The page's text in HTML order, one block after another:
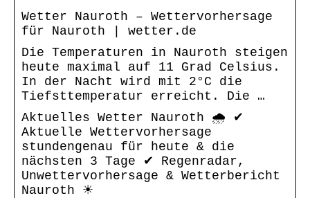
Wetter Nauroth – Wettervorhersage
für Nauroth | wetter.de
Die Temperaturen in Nauroth steigen
heute maximal auf 11 Grad Celsius.
In der Nacht wird mit 2°C die
Tiefsttemperatur erreicht. Die …
Aktuelles Wetter Nauroth 🌧️ ✔
Aktuelle Wettervorhersage
stundengenau für heute & die
nächsten 3 Tage ✔ Regenradar,
Unwettervorhersage & Wetterbericht
Nauroth ☀